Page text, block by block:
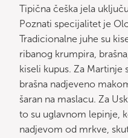
Tipična češka jela
Poznati specijalitet je
Tradicionalne juhe su
ribanog krumpira,
kiseli kupus. Za
brašna nadjeveno
šaran na maslacu. Za
to su uglavnom lepinje,
nadjevom od mrkve,